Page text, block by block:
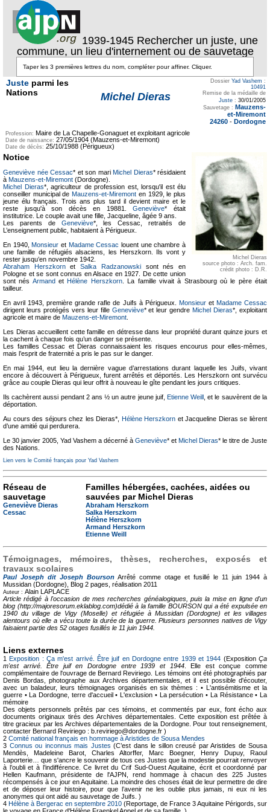
1939-1945 Rechercher un juste, une
commune, un lieu d'internement ou de sauvetage
Juste parmi les
Nations
Michel Dieras
Dossier Yad Vashem :
10491
Remise de la médaille de
Juste : 30/01/2005
Sauvetage : Mauzens-
et-Miremont
24260 - Dordogne
Profession: Maire de La Chapelle-Gonaguet et exploitant agricole
Date de naissance: 27/05/1904 (Mauzens-et-Miremont)
Date de décès: 25/10/1988 (Périgueux)
Michel Dieras
source photo : Arch. fam.
crédit photo : D.R.
Notice
Geneviève née Cessac* et son mari Michel Dieras* résidaient
à Mauzens-et-Miremont (Dordogne).
Michel Dieras*, agriculteur de profession est, lorsqu'il est élu
conseiller municipal deMauzens-et-Miremont en 1929, le plus
jeune élu français. Trois ans plus tard il devient maire et le
reste jusqu'à son décès en 19881.Geneviève* était
institutrice. Le couple avait une fille, Jacqueline, âgée 9 ans.
Les parents de Geneviève*, les Cessac, retraités de
L’enseignement public, habitaient à Périgueux.
En 1940,Monsieur et Madame Cessac louent une chambre à
une famille de réfugiés alsaciens, les Herszkorn. Ils vont y
rester jusqu’en novembre 1942.
Abraham HerszkornetSalka Radzanowskisont nés en
Pologne et se sont connus en Alsace en 1927. De cette union
sont nés ArmandetHélène Herszkorn. La famille vivait à Strasbourg où le père était
tailleur.
En avril 1943, première grande rafle de Juifs à Périgueux. Monsieuret Madame Cessac
dirigent leurs protégés vers leur fille Geneviève* et leur gendreMichel Dieras*, exploitant
agricole et maire de Mauzens-et-Miremont
Les Dieras accueillent cette famille en détresse dans leur propriété durant quinze jours et
la cachent à chaque fois qu’un danger se présente.
Les familles Cessac et Dieras connaissaient les risques encourus pour elles-mêmes,
mais l’esprit de fraternité a pris le pas sur le danger.
En mai 1944, eut lieu la dernière vague d’arrestations durant laquelle les Juifs, vivant
encore à découvert à Périgueux, furent arrêtés et déportés. Les Herszkorn ont survécu
grâce au couple Dieras qui leur offrit à nouveau le gîte pendant les jours critiques.
Ils cachèrent aussi pendant 2 ans ½ un autre jeune juif, Etienne Weill , et le sauvèrent de la
déportation.
Au cours des séjours chez les Dieras*, Hélène Herszkorn et Jacqueline Dieras se lièrent
d’une amitié qui perdurera.
Le 30 janvier 2005, Yad Vashem a décerné à Geneviève* et Michel Dieras* le titre de Juste
des Nations.
Lien vers le Comité français pour Yad Vashem
Réseau de
sauvetage
Geneviève Dieras
Cessac
Familles hébergées, cachées, aidées ou
sauvées par Michel Dieras
Abraham Herszkorn
Salka Herszkorn
Hélène Herszkorn
Armand Herszkorn
Etienne Weill
Témoignages, mémoires, thèses, recherches, exposés et
travaux scolaires
Paul Joseph dit Joseph Bourson Arrêté comme otage et fusillé le 11 juin 1944 à
Mussidan (Dordogne), Blog 2 pages, réalisation 2011
Auteur : Alain LAPLACE
Article rédigé à l'occasion de mes recherches généalogiques, puis la mise en ligne d'un
blog (http://majoresorum.eklablog.com)dédié à la famille BOURSON qui a été expulsée en
1940 du village de Vigy (Moselle) et réfugiée à Mussidan (Dordogne) et les villages
alentours où elle a vécu toute la durée de la guerre. Plusieurs personnes natives de Vigy
faisaient partie des 52 otages fusillés le 11 juin 1944.
Liens externes
1Exposition : Ça m'est arrivé. Être juif en Dordogne entre 1939 et 1944 (ExpositionÇa
m'est arrivé. Être juif en Dordogne entre 1939 et 1944. Elle est conçue comme
complémentaire de l'ouvrage de Bernard Reviriego. Les témoins ont été photographiés par
Denis Bordas, photographe aux Archives départementales, et il est possible d'écouter,
avec un baladeur, leurs témoignages organisés en six thèmes : • L'antisémitisme et la
guerre • La Dordogne, terre d'accueil • L'exclusion • La persécution • La Résistance • La
mémoire
Des objets personnels prêtés par ces témoins, et commentés par eux, font écho aux
documents originaux tirés des Archives départementales. Cette exposition est prêtée à
titre gracieux par les Archives départementales de la Dordogne. Pour tout renseignement,
contacter Bernard Reviriego : b.reviriego@dordogne.fr )
2 Comité national français en hommage à Aristides de Sousa Mendes
3 Connus ou inconnus mais Justes (C’est dans le sillon creusé par Aristides de Sousa
Mendès, Madeleine Barot, Charles Altorffer, Marc Boegner, Henry Dupuy, Raoul
Laporterie… que s'ancre le souvenir de tous ces Justes que la modestie pourrait renvoyer
à l’oubli et à l’indifférence. Ce livret du Crif Sud-Ouest Aquitaine, écrit et coordonné par
Hellen Kaufmann, présidente de l'AJPN, rend hommage à chacun des 225 Justes
récompensés à ce jour en Aquitaine. La moindre des choses était de leur permettre de dire
et de déposer leur histoire, pour que l’avenir ne les oublie plus jamais, ni eux ni les
anonymes qui ont aidé au sauvetage de Juifs. )
4 Hélène à Bergerac en septembre 2010 (Reportage, de France 3 Aquitaine Périgords, sur
le voyage en France d'Hélène Fraenkel Appel et de sa famille. )